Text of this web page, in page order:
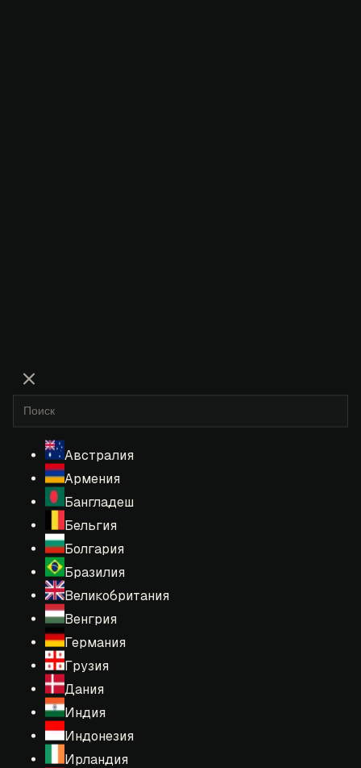
Австралия
Армения
Бангладеш
Бельгия
Болгария
Бразилия
Великобритания
Венгрия
Германия
Грузия
Дания
Индия
Индонезия
Ирландия